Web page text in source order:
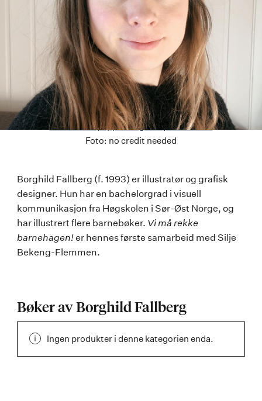
Last ned høyoppløselig versjon av bildet
Foto: no credit needed
Borghild
Fallberg
Borghild Fallberg (f. 1993) er illustratør og grafisk
designer. Hun har en bachelorgrad i visuell
kommunikasjon fra Høgskolen i Sør-Øst Norge, og
har illustrert flere barnebøker. Vi må rekke
barnehagen!er hennes første samarbeid med Silje
Bekeng-Flemmen.
Bøker av Borghild Fallberg
Ingen produkter i denne kategorien enda.